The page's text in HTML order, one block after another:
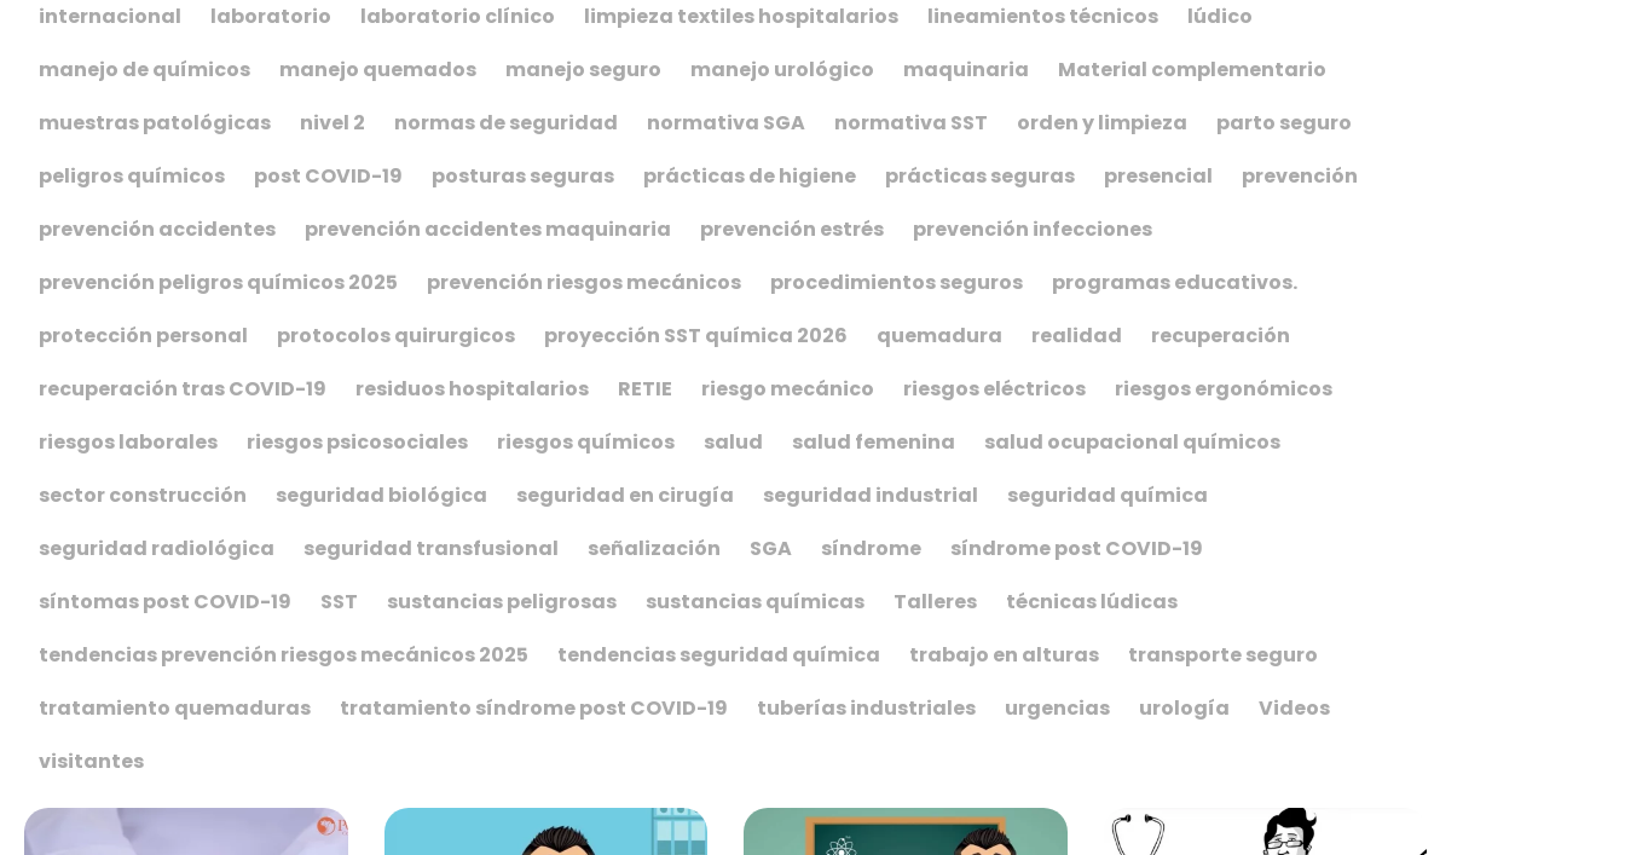
internacional
laboratorio laboratorio clínico limpieza textiles hospitalarios lineamientos técnicos
lúdico
manejo de químicos
manejo quemados manejo seguro manejo urológico maquinaria
Material complementario
muestras patológicas
nivel 2 normas de seguridad normativa SGA normativa SST orden y limpieza
parto seguro
peligros químicos
post COVID-19 posturas seguras prácticas de higiene prácticas seguras presencial
prevención
prevención accidentes
prevención accidentes maquinaria prevención estrés
prevención infecciones
prevención peligros químicos 2025
prevención riesgos mecánicos procedimientos seguros
programas educativos.
protección personal
protocolos quirurgicos proyección SST química 2026 quemadura realidad
recuperación
recuperación tras COVID-19
residuos hospitalarios RETIE riesgo mecánico riesgos eléctricos
riesgos ergonómicos
riesgos laborales
riesgos psicosociales riesgos químicos salud salud femenina
salud ocupacional químicos
sector construcción
seguridad biológica seguridad en cirugía seguridad industrial
seguridad química
seguridad radiológica
seguridad transfusional señalización SGA síndrome
síndrome post COVID-19
síntomas post COVID-19
SST sustancias peligrosas sustancias químicas Talleres
técnicas lúdicas
tendencias prevención riesgos mecánicos 2025
tendencias seguridad química trabajo en alturas
transporte seguro
tratamiento quemaduras
tratamiento síndrome post COVID-19 tuberías industriales urgencias urología
Videos
visitantes